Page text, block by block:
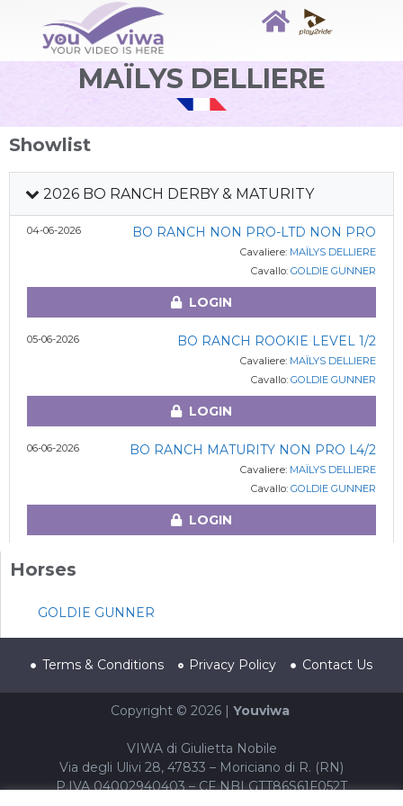
MAÏLYS DELLIERE
Showlist
2026 BO RANCH DERBY & MATURITY
04-06-2026 BO RANCH NON PRO-LTD NON PRO
Cavaliere: MAÏLYS DELLIERE
Cavallo: GOLDIE GUNNER
LOGIN
05-06-2026 BO RANCH ROOKIE LEVEL 1/2
Cavaliere: MAÏLYS DELLIERE
Cavallo: GOLDIE GUNNER
LOGIN
06-06-2026 BO RANCH MATURITY NON PRO L4/2
Cavaliere: MAÏLYS DELLIERE
Cavallo: GOLDIE GUNNER
LOGIN
Horses
GOLDIE GUNNER
Terms & Conditions Privacy Policy Contact Us
Copyright © 2026 | Youviwa
VIWA di Giulietta Nobile
Via degli Ulivi 28, 47833 – Moriciano di R. (RN)
P.IVA 04002940403 – CF NBLGTT86S61F052T